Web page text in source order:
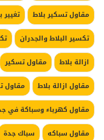
مقاول تسكير بلاط
تكسير البلاط والجدران
ازالة بلاط
مقاول تسكير
مقاول ازالة بلاط
مقاول
مقاول كهرباء وسباكة في
مقاول سباكه
سباك جدة